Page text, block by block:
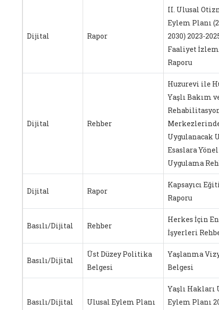
Dijital Rapor
II. Ulusal
Eylem Planı
2030) 2023-
Faaliyet
Raporu
Dijital Rehber
Huzurevi ile
Yaşlı Bakım
Uygulanacak
Esaslara
Uygulama
Dijital Rapor
Kapsayıcı
Raporu
Basılı/Dijital Rehber
Herkes İçin
İşyerleri
Basılı/Dijital
Üst Düzey Politika
Belgesi
Yaşlanma
Belgesi
Basılı/Dijital Ulusal Eylem Planı
Yaşlı Hakları
Eylem Planı